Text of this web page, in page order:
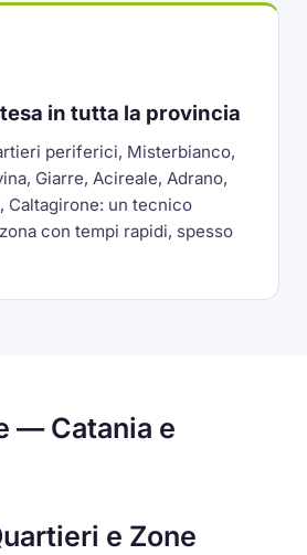
in tutta la provincia
periferici, Misterbianco,
Giarre, Acireale, Adrano,
Caltagirone: un tecnico
con tempi rapidi, spesso
— Catania e
e Zone